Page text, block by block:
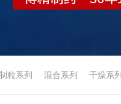
粒系列 混合系列 干燥系列